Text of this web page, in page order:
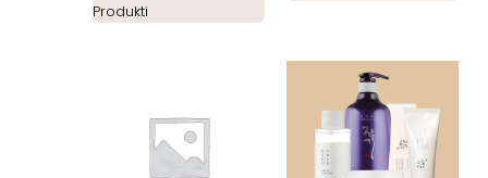
Produkti